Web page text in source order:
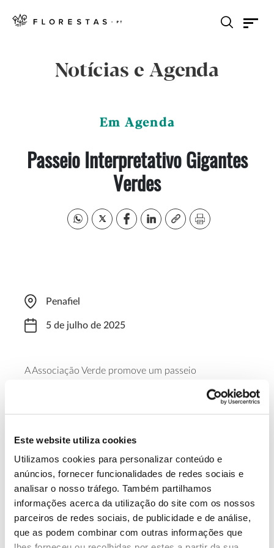
Este website utiliza cookies
Utilizamos cookies para personalizar conteúdo e
anúncios, fornecer funcionalidades de redes sociais e
analisar o nosso tráfego. Também partilhamos
informações acerca da utilização do site com os nossos
parceiros de redes sociais, de publicidade e de análise,
que as podem combinar com outras informações que
Notícias e Agenda
Em Agenda
Passeio Interpretativo Gigantes
Verdes
Penafiel
5 de julho de 2025
A Associação Verde promove um passeio
explorar a biodiversidade local e para registar e
medir árvores de grande porte – as gigantes verdes.
Saiba mais e inscreva-se
13.07.2026
Genoma do priolo e de outras espécies em risco:
conhecer para conservar